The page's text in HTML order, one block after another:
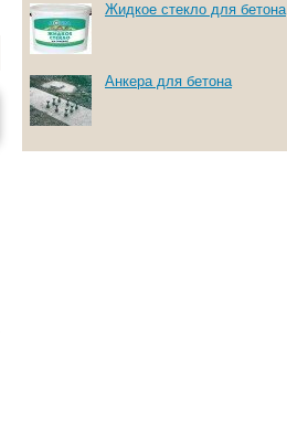
Жидкое стекло для бетона
Анкера для бетона